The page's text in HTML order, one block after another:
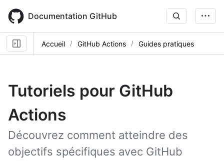
main
content
Documentation GitHub
Accueil GitHub Actions Guides pratiques
Tutoriels pour GitHub
Actions
Découvrez comment atteindre des
objectifs spécifiques avec GitHub